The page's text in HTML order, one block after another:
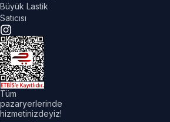
Büyük Lastik
Satıcısı
Tüm
pazaryerlerinde
hizmetinizdeyiz!